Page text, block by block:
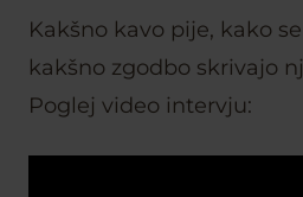
Kakšno kavo pije, kako
kakšno zgodbo skrivajo
Poglej video intervju: